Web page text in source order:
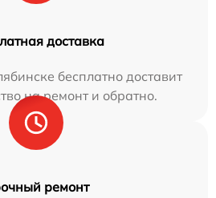
доставка
бесплатно доставит
на ремонт и обратно.
ремонт